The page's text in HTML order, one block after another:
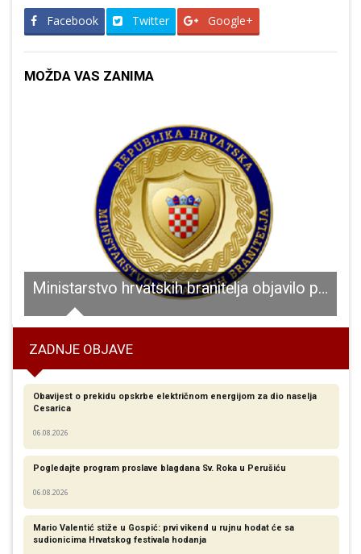
Facebook Twitter Google+
MOŽDA VAS ZANIMA
Ministarstvo hrvatskih branitelja objavilo poziv za financiranje obilježavanja obljetnica iz Domovinskog rata
ZADNJE OBJAVE
Obavijest o prekidu opskrbe električnom energijom za dio naselja
Cesarica
06.08.2026
Pogledajte program proslave blagdana Sv. Roka u Perušiću
06.08.2026
Mario Valentić stiže u Gospić: prvi vikend u rujnu hodat će sa
sudionicima Hrvatskog festivala hodanja